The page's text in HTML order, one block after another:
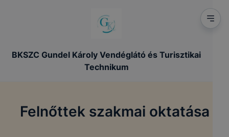
BKSZC Gundel Károly Vendéglátó és Turisztikai
Technikum
Felnőttek szakmai oktatása